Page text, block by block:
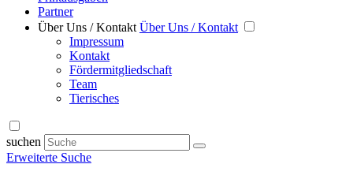
Partner
Über Uns / Kontakt Über Uns / Kontakt
Impressum
Kontakt
Fördermitgliedschaft
Team
Tierisches
suchen
Erweiterte Suche